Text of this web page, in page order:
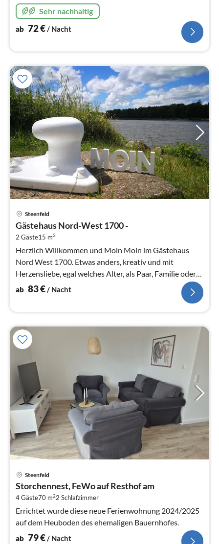
Sehr nachhaltig
ab 72€/ Nacht
Steenfeld
Gästehaus Nord-West 1700 -
2 Gäste15 m2
Herzlich Willkommen und Moin Moin im Gästehaus
Nord West 1700. Etwas anders, kreativ und mit
Herzensliebe, egal welches Alter, als Paar, Familie oder
Gruppe bieten wir euch die id...
ab 83€/ Nacht
Steenfeld
Storchennest, FeWo auf Resthof am
4 Gäste70 m22 Schlafzimmer
Errichtet wurde diese neue Ferienwohnung 2024/2025
auf dem Heuboden des ehemaligen Bauernhofes.
ab 79€/ Nacht